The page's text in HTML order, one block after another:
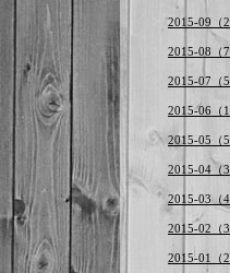
2015-09（2
2015-08（7
2015-07（5
2015-06（1
2015-05（5
2015-04（3
2015-03（4
2015-02（3
2015-01（2